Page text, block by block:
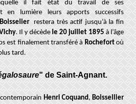
il fait état du travail de ses
en lumière leurs apports successifs
restera très actif jusqu’à la fin
. Il y décèdele 20 juillet 1895à l’âge
est finalement transféré àRochefortoù
tard.
" de Saint-Agnant.
contemporainHenri Coquand,Boissellier